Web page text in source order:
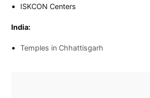
ISKCON Centers
India:
Temples in Chhattisgarh